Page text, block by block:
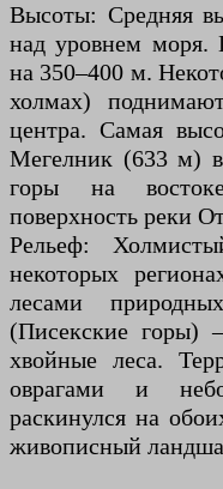
Высоты: Средняя
над уровнем моря.
на 350–400 м.
холмах)
центра. Самая
Мегелник (633 м)
горы на
поверхность реки
Рельеф:
некоторых
лесами
(Писекские горы)
хвойные леса.
оврагами и
раскинулся на
живописный